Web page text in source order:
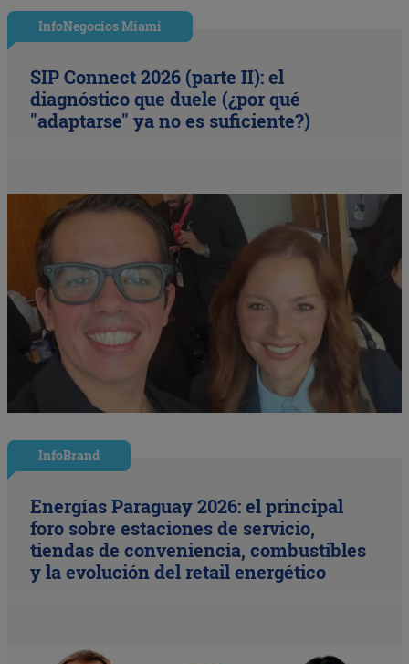
InfoNegocios Miami
SIP Connect 2026 (parte II): el
diagnóstico que duele (¿por qué
"adaptarse" ya no es suficiente?)
InfoBrand
Energías Paraguay 2026: el principal
foro sobre estaciones de servicio,
tiendas de conveniencia, combustibles
y la evolución del retail energético